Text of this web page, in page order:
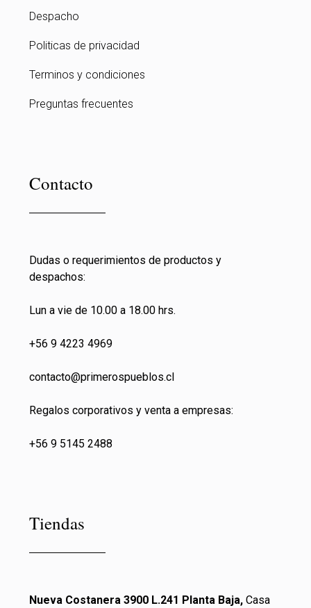
Despacho
Politicas de privacidad
Terminos y condiciones
Preguntas frecuentes
Contacto
Dudas o requerimientos de productos y
despachos:
Lun a vie de 10.00 a 18.00 hrs.
+56 9 4223 4969
contacto@primerospueblos.cl
Regalos corporativos y venta a empresas:
+56 9 5145 2488
Tiendas
Nueva Costanera 3900 L.241 Planta Baja, Casa